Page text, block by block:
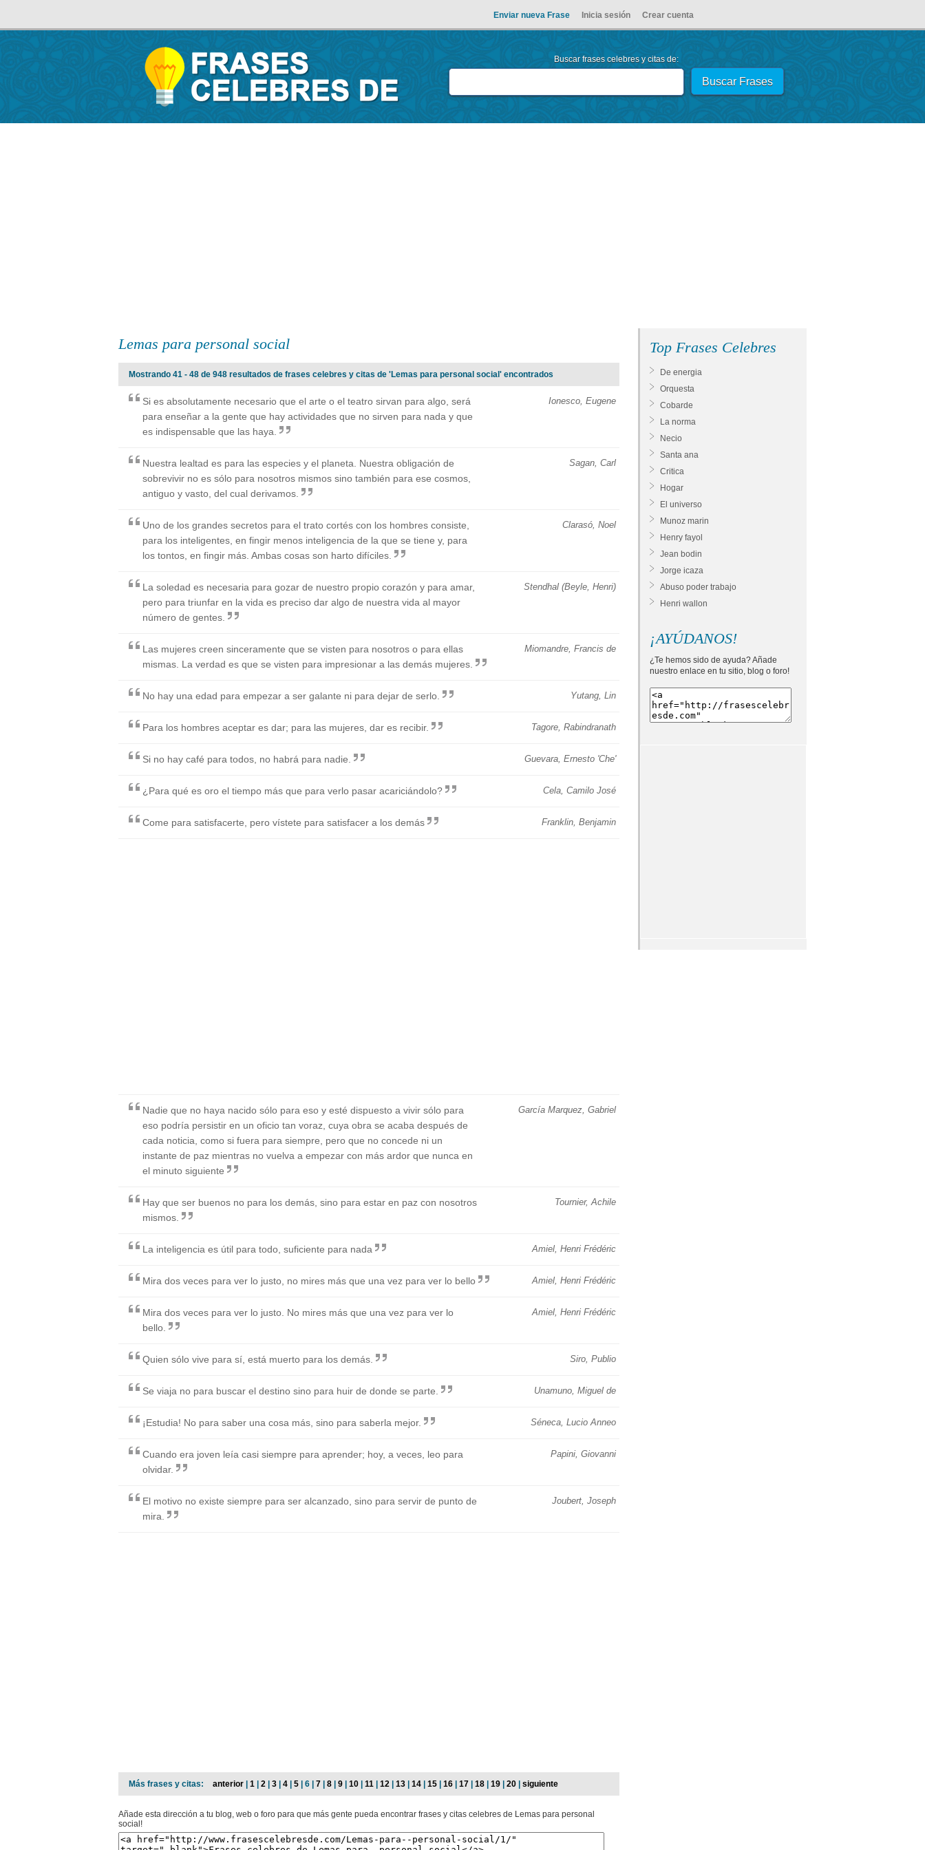
Enviar nueva Frase Inicia sesión Crear cuenta
Buscar frases celebres y citas de:
Lemas para personal social
Mostrando 41 - 48 de 948 resultados de frases celebres y citas de 'Lemas para personal social' encontrados
Ionesco, Eugene
Si es absolutamente necesario que el arte o el teatro sirvan para algo, será
para enseñar a la gente que hay actividades que no sirven para nada y que
es indispensable que las haya.
Sagan, Carl
Nuestra lealtad es para las especies y el planeta. Nuestra obligación de
sobrevivir no es sólo para nosotros mismos sino también para ese cosmos,
antiguo y vasto, del cual derivamos.
Clarasó, Noel
Uno de los grandes secretos para el trato cortés con los hombres consiste,
para los inteligentes, en fingir menos inteligencia de la que se tiene y, para
los tontos, en fingir más. Ambas cosas son harto difíciles.
Stendhal (Beyle, Henri)
La soledad es necesaria para gozar de nuestro propio corazón y para amar,
pero para triunfar en la vida es preciso dar algo de nuestra vida al mayor
número de gentes.
Miomandre, Francis de
Las mujeres creen sinceramente que se visten para nosotros o para ellas
mismas. La verdad es que se visten para impresionar a las demás mujeres.
Yutang, Lin
No hay una edad para empezar a ser galante ni para dejar de serlo.
Tagore, Rabindranath
Para los hombres aceptar es dar; para las mujeres, dar es recibir.
Guevara, Ernesto 'Che'
Si no hay café para todos, no habrá para nadie.
Cela, Camilo José
¿Para qué es oro el tiempo más que para verlo pasar acariciándolo?
Franklin, Benjamin
Come para satisfacerte, pero vístete para satisfacer a los demás
García Marquez, Gabriel
Nadie que no haya nacido sólo para eso y esté dispuesto a vivir sólo para
eso podría persistir en un oficio tan voraz, cuya obra se acaba después de
cada noticia, como si fuera para siempre, pero que no concede ni un
instante de paz mientras no vuelva a empezar con más ardor que nunca en
el minuto siguiente
Tournier, Achile
Hay que ser buenos no para los demás, sino para estar en paz con nosotros
mismos.
Amiel, Henri Frédéric
La inteligencia es útil para todo, suficiente para nada
Amiel, Henri Frédéric
Mira dos veces para ver lo justo, no mires más que una vez para ver lo bello
Amiel, Henri Frédéric
Mira dos veces para ver lo justo. No mires más que una vez para ver lo
bello.
Siro, Publio
Quien sólo vive para sí, está muerto para los demás.
Unamuno, Miguel de
Se viaja no para buscar el destino sino para huir de donde se parte.
Séneca, Lucio Anneo
¡Estudia! No para saber una cosa más, sino para saberla mejor.
Papini, Giovanni
Cuando era joven leía casi siempre para aprender; hoy, a veces, leo para
olvidar.
Joubert, Joseph
El motivo no existe siempre para ser alcanzado, sino para servir de punto de
mira.
Más frases y citas: anterior 1 2 3 4 5 | 6 | 7 8 9 10 11 12 13 14 15 16 17 18 19 20 siguiente
Añade esta dirección a tu blog, web o foro para que más gente pueda encontrar frases y citas celebres de Lemas para personal
social!
Top Frases Celebres
De energia
Orquesta
Cobarde
La norma
Necio
Santa ana
Critica
Hogar
El universo
Munoz marin
Henry fayol
Jean bodin
Jorge icaza
Abuso poder trabajo
Henri wallon
¡AYÚDANOS!
¿Te hemos sido de ayuda? Añade
nuestro enlace en tu sitio, blog o foro!